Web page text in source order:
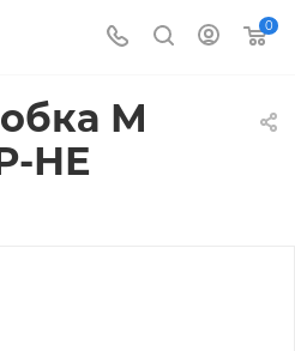
0
М
НЕ